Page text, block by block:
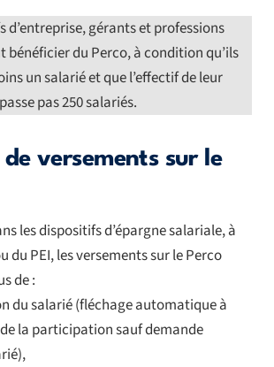
d’entreprise, gérants et professions
bénéficier du Perco, à condition qu’ils
un salarié et que l’effectif de leur
pas 250 salariés.
de versements sur le
les dispositifs d’épargne salariale, à
du PEI, les versements sur le Perco
de :
du salarié (fléchage automatique à
la participation sauf demande